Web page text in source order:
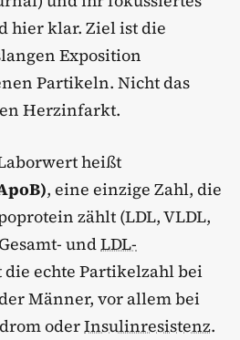
hier klar. Ziel ist die
Exposition
Partikeln. Nicht das
Herzinfarkt.
heißt
, eine einzige Zahl, die
zählt (LDL, VLDL,
undLDL-
echte Partikelzahl bei
Männer, vor allem bei
oderInsulinresistenz.